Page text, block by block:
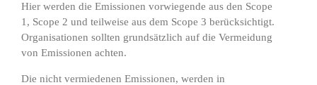
Hier werden die Emissionen vorwiegende aus den Scope
1, Scope 2 und teilweise aus dem Scope 3 berücksichtigt.
Organisationen sollten grundsätzlich auf die Vermeidung
von Emissionen achten.
Die nicht vermiedenen Emissionen, werden in